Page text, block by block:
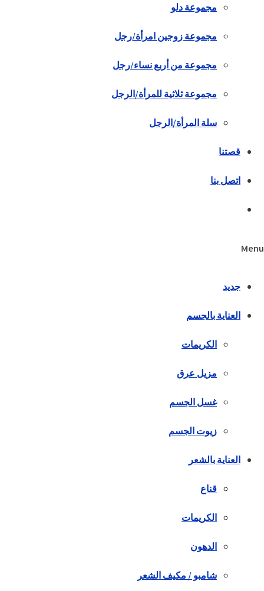
مجموعة دلو
مجموعة زوجين امرأة/رجل
مجموعة من أربع نساء/رجل
مجموعة ثلاثية للمرأة/الرجل
سلة المرأة/الرجل
قصتنا
اتصل بنا
Menu
جديد
العناية بالجسم
الكريمات
مزيل عرق
غسل الجسم
زيوت الجسم
العناية بالشعر
قناع
الكريمات
الدهون
شامبو / مكيف الشعر